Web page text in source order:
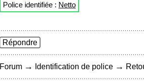
Police identifiée : Netto
Répondre
Forum → Identification de police →